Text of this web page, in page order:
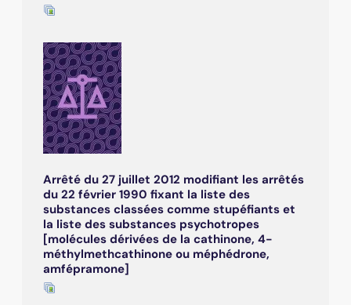
Arrêté du 27 juillet 2012 modifiant les arrêtés
du 22 février 1990 fixant la liste des
substances classées comme stupéfiants et
la liste des substances psychotropes
[molécules dérivées de la cathinone, 4-
méthylmethcathinone ou méphédrone,
amfépramone]